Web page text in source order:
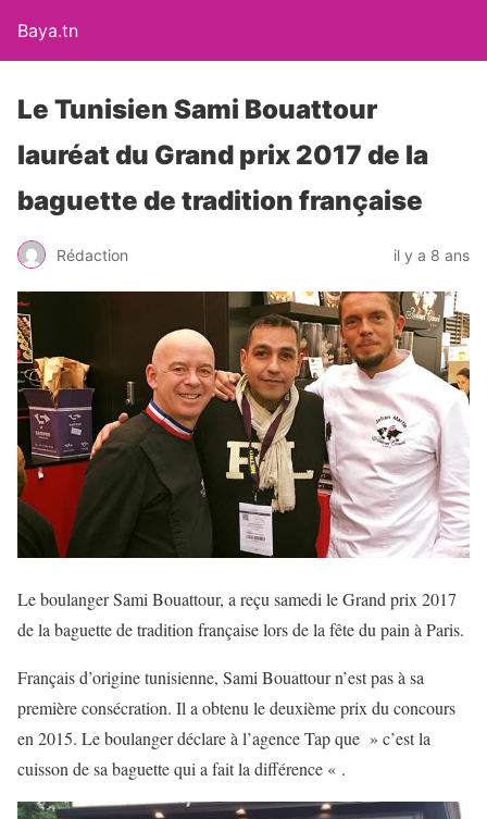
Baya.tn
Le Tunisien Sami Bouattour
lauréat du Grand prix 2017 de la
baguette de tradition française
Rédaction il y a 8 ans
Le boulanger Sami Bouattour, a reçu samedi le Grand prix 2017
de la baguette de tradition française lors de la fête du pain à Paris.
Français d’origine tunisienne, Sami Bouattour n’est pas à sa
première consécration. Il a obtenu le deuxième prix du concours
en 2015. Le boulanger déclare à l’agence Tap que » c’est la
cuisson de sa baguette qui a fait la différence « .